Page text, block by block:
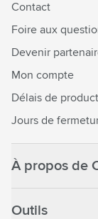
Contact
Foire aux
Devenir
Mon compte
Délais de
Jours de
À propos de
Outils